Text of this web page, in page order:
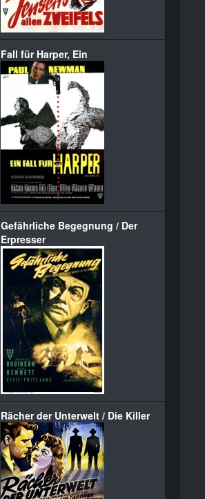
Fall für Harper, Ein
Gefährliche Begegnung / Der
Erpresser
Rächer der Unterwelt / Die Killer